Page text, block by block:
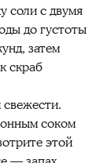
соли с двумя
до густоты
затем
скраб
соком
этой